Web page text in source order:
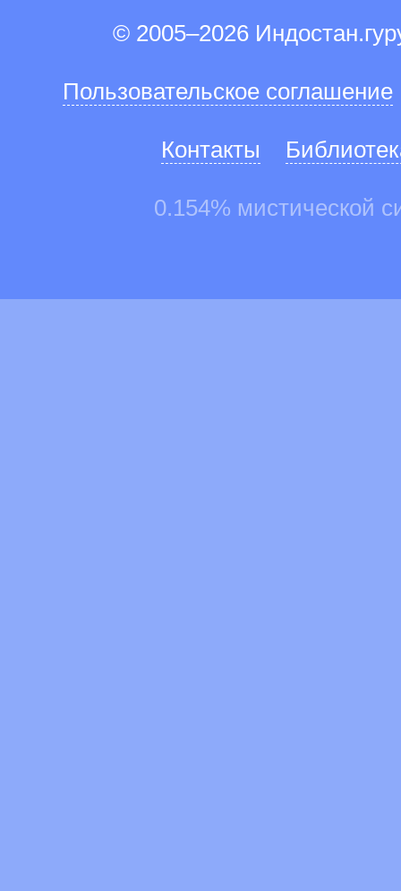
© 2005–2026
Пользовательское соглашение
Контакты
0.154% мистической